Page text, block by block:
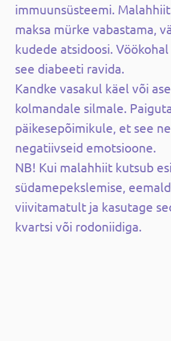
immuunsüsteemi.
maksa mürke vabastama,
kudede atsidoosi.
see diabeeti ravida.
Kandke vasakul käel või
kolmandale silmale.
päikesepõimikule, et see
negatiivseid emotsioone.
NB! Kui malahhiit kutsub
südamepekslemise,
viivitamatult ja kasutage
kvartsi või rodoniidiga.